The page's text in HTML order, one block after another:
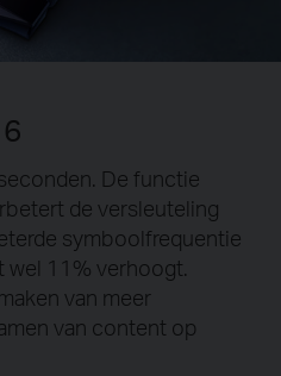
De functie
de versleuteling
symboolfrequentie
wel 11% verhoogt.
van meer
van content op